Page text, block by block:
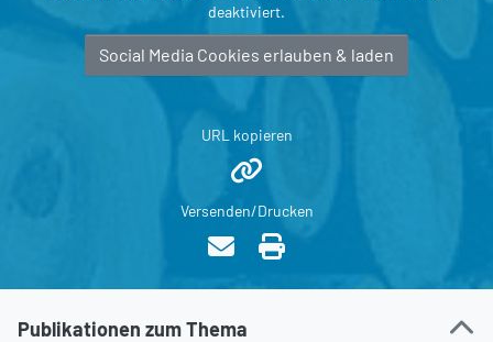
deaktiviert.
Social Media Cookies erlauben & laden
URL kopieren
Versenden/Drucken
Publikationen zum Thema